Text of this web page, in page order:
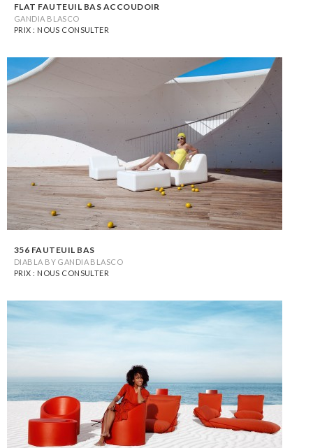
FLAT FAUTEUIL BAS ACCOUDOIR
GANDIA BLASCO
PRIX : NOUS CONSULTER
356 FAUTEUIL BAS
DIABLA BY GANDIA BLASCO
PRIX : NOUS CONSULTER